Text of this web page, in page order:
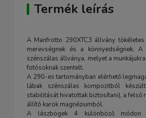
Termék leírás
A Manfrotto 290XTC3 állvány
merevségnek és a könnyedségnek.
szénszálas állványa, melyet a
fotósoknak szentelt.
A 290-es tartományban elérhető
lábak szénszálas kompozitból
stabilitását hivatottak biztosítani), a felső
állító karok magnéziumból.
A lászbögek 4 különböző módon